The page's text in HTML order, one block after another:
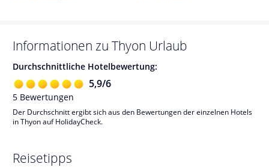
Informationen zu Thyon Urlaub
Durchschnittliche Hotelbewertung:
5,9/6
5 Bewertungen
Der Durchschnitt ergibt sich aus den Bewertungen der einzelnen Hotels
in Thyon auf HolidayCheck.
Reisetipps